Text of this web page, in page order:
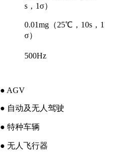
s，1σ）
0.01mg（25℃，10s，1
σ）
500Hz
● AGV
● 自动及无人驾驶
● 特种车辆
● 无人飞行器